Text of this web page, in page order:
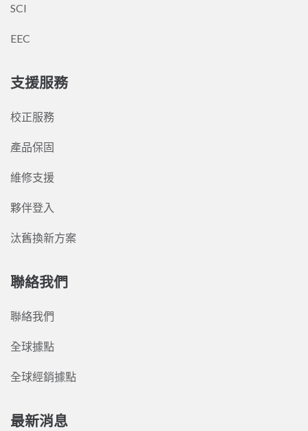
SCI
EEC
支援服務
校正服務
產品保固
維修支援
夥伴登入
汰舊換新方案
聯絡我們
聯絡我們
全球據點
全球經銷據點
最新消息